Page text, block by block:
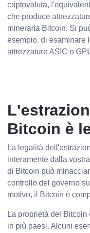
criptovaluta,
che produce
mineraria Bitcoin. Si
esempio, di esaminare
attrezzature ASIC o
Bitcoin è
La legalità
interamente dalla
di Bitcoin può
controllo del governo
motivo, il Bitcoin è
La proprietà del
in più paesi. Alcuni